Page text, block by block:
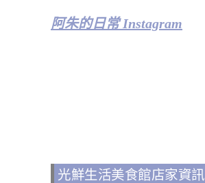
阿朱的日常 Instagram
光鮮生活美食館店家資訊